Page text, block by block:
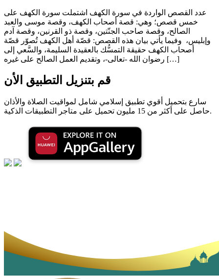
عدد القصص الواردة في سورة الكهف اشتملت سورة الكهف على
خمس قصص؛ وهي: قصة أصحاب الكهف، وقصة موسى والعبد
الصالح، وقصة صاحب الجنّتين، وقصة ذو القرنين، وقصة آدم
وإبليس، وفيما يأتي بيان هذه القصص: قصّة أهل الكهف تُصوّر قصّة
أصحاب الكهف حقيقة التمسُّك بالعقيدة السليمة، والسَّعي إلى
رضوان الله -تعالى-، وتقديم العمل الصالح على غيره […]
قم بتنزيل التطبيق الأن
سارع بتحميل أقوي تطبيق إسلامي شامل لمواقيت الصلاة والأذان
حاصل على أكثر من 15 مليون تحميل على متاجر التطبيقات الذكية.